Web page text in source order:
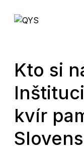
Kto si
kvír